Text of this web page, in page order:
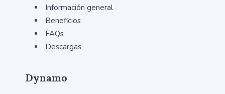
Información general
Beneficios
FAQs
Descargas
Dynamo